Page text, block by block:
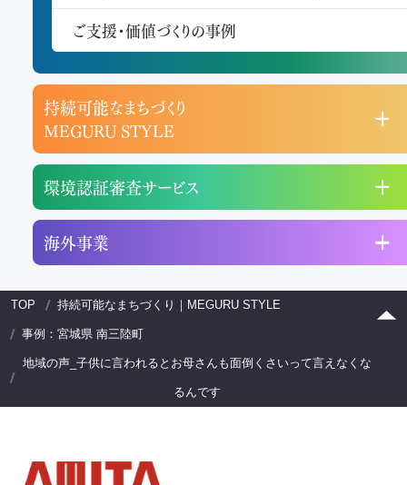
ご支援・価値づくりの事例
持続可能なまちづくり
MEGURU STYLE
環境認証審査サービス
海外事業
TOP 持続可能なまちづくり｜MEGURU STYLE
事例：宮城県 南三陸町
地域の声_子供に言われるとお母さんも面倒くさいって言えなくな
るんです